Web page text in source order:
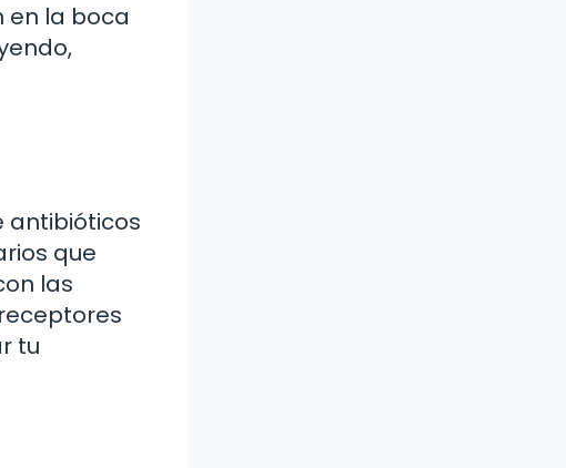
en la boca
antibióticos
que
las
tu